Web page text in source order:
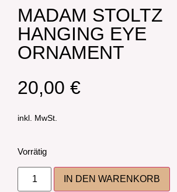
MADAM STOLTZ
HANGING EYE
ORNAMENT
20,00 €
inkl. MwSt.
Vorrätig
IN DEN WARENKORB